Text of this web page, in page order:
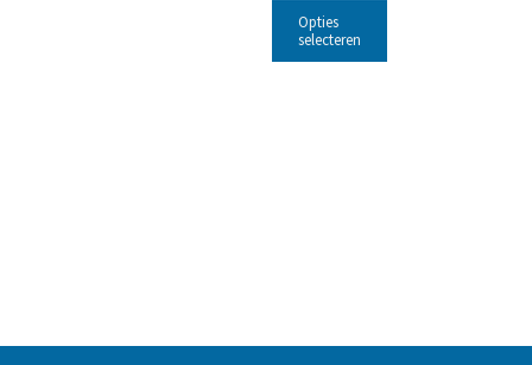
Opties
selecteren